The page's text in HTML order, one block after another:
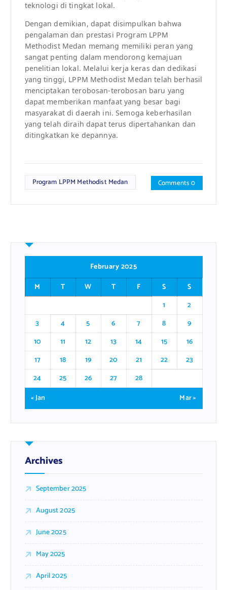
teknologi di tingkat lokal.
Dengan demikian, dapat disimpulkan bahwa
pengalaman dan prestasi Program LPPM
Methodist Medan memang memiliki peran yang
sangat penting dalam mendorong kemajuan
penelitian lokal. Melalui kerja keras dan dedikasi
yang tinggi, LPPM Methodist Medan telah berhasil
menciptakan terobosan-terobosan baru yang
dapat memberikan manfaat yang besar bagi
masyarakat di daerah ini. Semoga keberhasilan
yang telah diraih dapat terus dipertahankan dan
ditingkatkan ke depannya.
Program LPPM Methodist Medan Comments 0
February 2025
M
T W T F S
S
1
2
3
4 5 6 7 8
9
10
11 12 13 14 15
16
17
18 19 20 21 22
23
24
25 26 27
28
« Jan
Mar »
Archives
September 2025
August 2025
June 2025
May 2025
April 2025